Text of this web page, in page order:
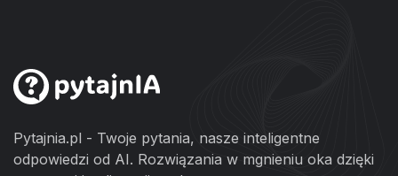
Pytajnia.pl - Twoje pytania, nasze inteligentne
odpowiedzi od AI. Rozwiązania w mgnieniu oka dzięki